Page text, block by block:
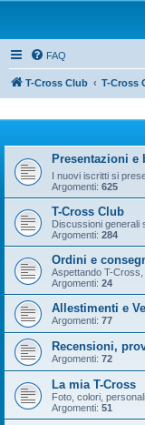
FAQ
T-Cross Club T-Cross
Presentazioni e
I nuovi iscritti si
Argomenti: 625
T-Cross Club
Discussioni generali
Argomenti: 284
Ordini e
Aspettando T-
Argomenti: 24
Allestimenti e
Argomenti: 77
Recensioni,
Argomenti: 72
La mia T-Cross
Foto, colori,
Argomenti: 51